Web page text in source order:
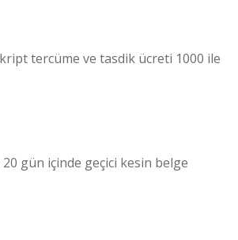
tercüme ve tasdik ücreti 1000 ile
gün içinde geçici kesin belge